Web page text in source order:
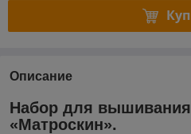
Описание
Набор для вышивания
«Матроскин».